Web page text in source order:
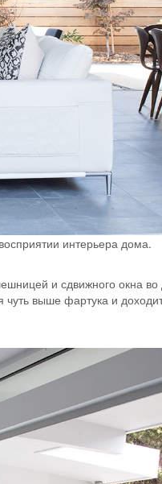
интерьера дома.
и сдвижного окна во
чуть выше фартука и